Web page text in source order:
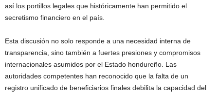
así los portillos legales que históricamente han permitido el
secretismo financiero en el país.
Esta discusión no solo responde a una necesidad interna de
transparencia, sino también a fuertes presiones y compromisos
internacionales asumidos por el Estado hondureño. Las
autoridades competentes han reconocido que la falta de un
registro unificado de beneficiarios finales debilita la capacidad del